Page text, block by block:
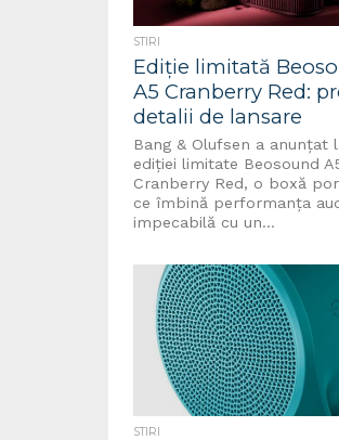
STIRI
Ediție limitată
A5 Cranberry Red:
detalii de lansare
Bang & Olufsen a anunțat
ediției limitate Beosound
Cranberry Red, o boxă
ce îmbină performanța
impecabilă cu un...
STIRI